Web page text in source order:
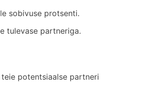
sobivuse protsenti.
tulevase partneriga.
potentsiaalse partneri